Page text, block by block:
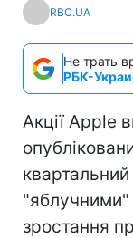
RBC.UA
Не трать
РБК-
Акції Apple
квартальний
зростання